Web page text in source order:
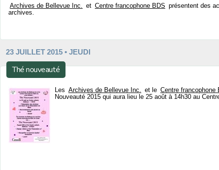
Archives de Bellevue Inc. et Centre francophone BDS présentent des
archives.
23 JUILLET 2015 • JEUDI
Thé nouveauté
Les Archives de Bellevue Inc. et le Centre francophone
Nouveauté 2015 qui aura lieu le 25 août à 14h30 au